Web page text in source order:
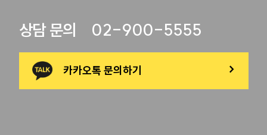
상담 문의 02-900-5555
카카오톡 문의하기 >